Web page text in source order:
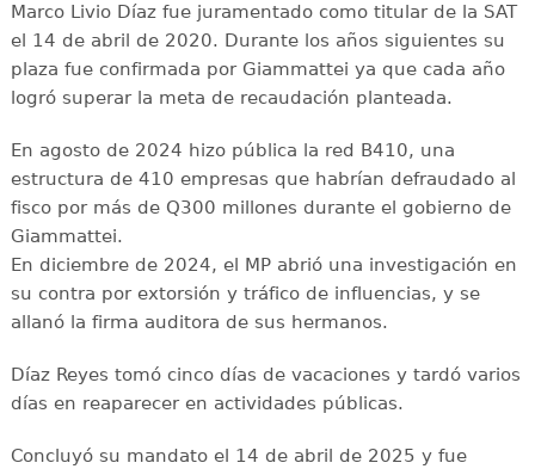
Marco Livio Díaz fue juramentado como titular de la SAT
el 14 de abril de 2020. Durante los años siguientes su
plaza fue confirmada por Giammattei ya que cada año
logró superar la meta de recaudación planteada.
En agosto de 2024 hizo pública la red B410, una
estructura de 410 empresas que habrían defraudado al
fisco por más de Q300 millones durante el gobierno de
Giammattei.
En diciembre de 2024, el MP abrió una investigación en
su contra por extorsión y tráfico de influencias, y se
allanó la firma auditora de sus hermanos.
Díaz Reyes tomó cinco días de vacaciones y tardó varios
días en reaparecer en actividades públicas.
Concluyó su mandato el 14 de abril de 2025 y fue